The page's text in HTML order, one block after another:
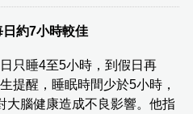
約7小時較佳
只睡4至5小時，到假日再
提醒，睡眠時間少於5小時，
大腦健康造成不良影響。他指